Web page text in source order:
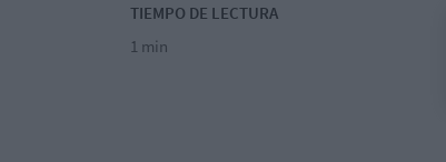
TIEMPO DE LECTURA
1 min